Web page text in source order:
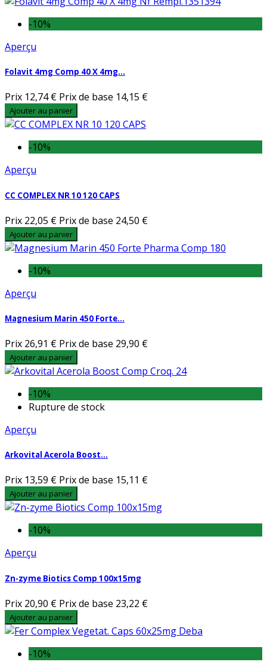
-10%
Aperçu
Folavit 4mg Comp 40 X 4mg...
Prix 12,74 € Prix de base 14,15 €
Ajouter au panier
-10%
Aperçu
CC COMPLEX NR 10 120 CAPS
Prix 22,05 € Prix de base 24,50 €
Ajouter au panier
-10%
Aperçu
Magnesium Marin 450 Forte...
Prix 26,91 € Prix de base 29,90 €
Ajouter au panier
-10%
Rupture de stock
Aperçu
Arkovital Acerola Boost...
Prix 13,59 € Prix de base 15,11 €
Ajouter au panier
-10%
Aperçu
Zn-zyme Biotics Comp 100x15mg
Prix 20,90 € Prix de base 23,22 €
Ajouter au panier
-10%